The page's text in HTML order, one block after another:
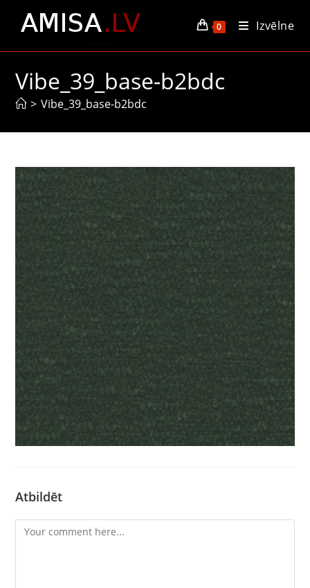
0 Izvēlne
Vibe_39_base-b2bdc
> Vibe_39_base-b2bdc
Atbildēt
Comment